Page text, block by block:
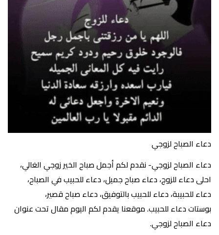
دعاء الصباح لزوجي
دعاء الصباح لزوجي- نقدم لكم أجمل صباح الخير زوجي الغالي،
احلى دعاء للزوج، دعاء صباح جميل، دعاء للحبيب في الصباح،
دعاء للحبيبة، دعاء للحبيب بالتوفيق، دعاء صباح قصير،
بوستات دعاء للحبيب. موقعنا يقدم لكم اليوم مقال تحت عنوان
دعاء الصباح لزوجي.